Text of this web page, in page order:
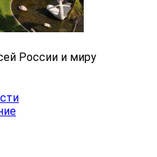
России и миру